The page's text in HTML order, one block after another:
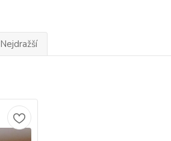
Nejdražší